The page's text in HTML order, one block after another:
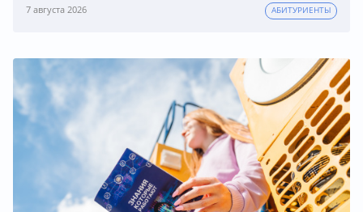
7 августа 2026 АБИТУРИЕНТЫ